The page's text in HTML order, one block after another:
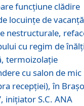
funcţiune clădire
locuinţe de
nestructurale,
cu regim de
termoizolaţie
cu salon de mic
recepţiei), în
iniţiator S.C. ANA